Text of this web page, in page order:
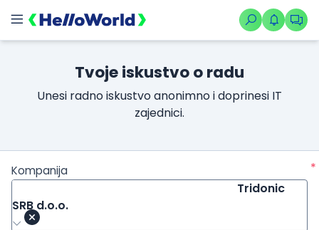
Tvoje iskustvo o radu
Unesi radno iskustvo anonimno i doprinesi IT
zajednici.
Kompanija
*
Tridonic
SRB d.o.o.
/kompanije/iskustvo/